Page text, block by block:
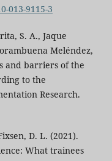
013-9115-3
S. A., Jaque
Meléndez,
and barriers of the
to the
Research.
D. L. (2021).
What trainees